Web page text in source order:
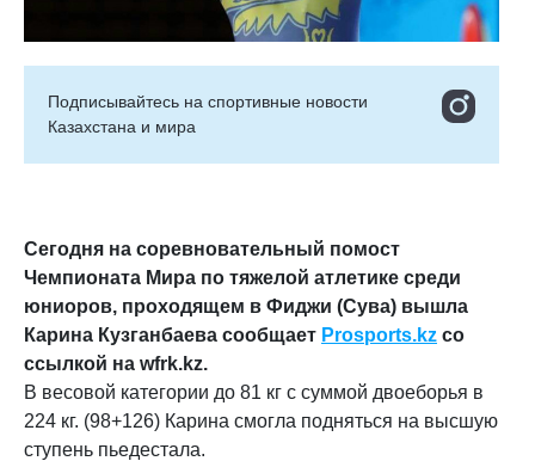
Подписывайтесь на cпортивные новости
Казахстана и мира
Сегодня на соревновательный помост
Чемпионата Мира по тяжелой атлетике среди
юниоров, проходящем в Фиджи (Сува) вышла
Карина Кузганбаева сообщает Prosports.kz со
ссылкой на wfrk.kz.
В весовой категории до 81 кг с суммой двоеборья в
224 кг. (98+126) Карина смогла подняться на высшую
ступень пьедестала.